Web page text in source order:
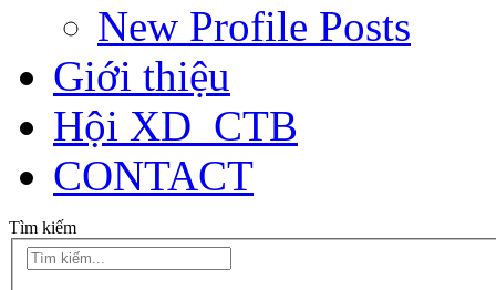
New Profile Posts
Giới thiệu
Hội XD_CTB
CONTACT
Tìm kiếm